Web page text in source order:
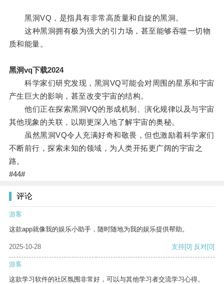
黑洞VQ，是指具有非常高质量和自旋的黑洞。
这种黑洞拥有极为强大的引力场，甚至能够吞噬一切物
质和能量。
黑洞vq下载2024
科学家们研究发现，黑洞VQ可能会对周围的星系和宇宙
产生巨大的影响，甚至改变宇宙的结构。
他们正在探索黑洞VQ的形成机制、演化规律以及与宇宙
其他现象的关联，以期更深入地了解宇宙的奥秘。
虽然黑洞VQ令人充满好奇和敬畏，但也激励着科学家们
不断前行，探索未知的领域，为人类开拓更广阔的宇宙之
路。
#44#
评论
游客
这款app就像我的娱乐小助手，随时随地为我的娱乐提供帮助。
2025-10-28 支持[0] 反对[0]
游客
这款学习软件的社区氛围非常好，可以与其他学习者交流学习心得。